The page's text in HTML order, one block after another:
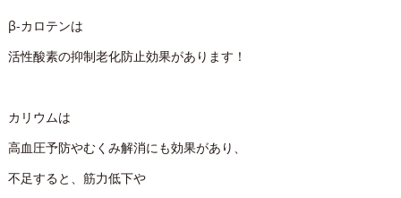
β‐カロテンは
活性酸素の抑制老化防止効果があります！
カリウムは
高血圧予防やむくみ解消にも効果があり、
不足すると、筋力低下や